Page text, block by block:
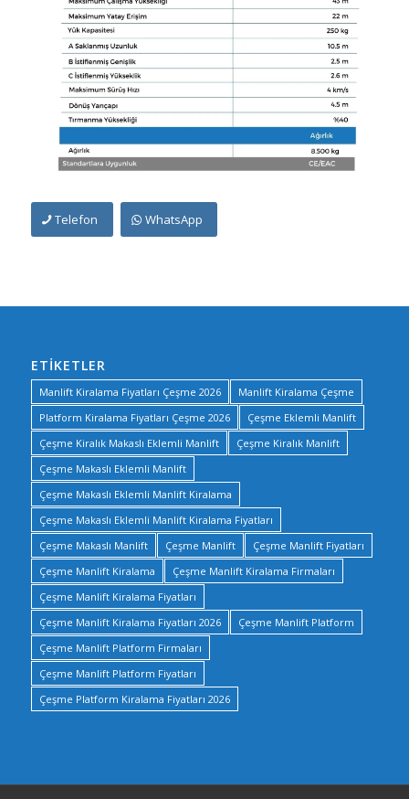
Telefon WhatsApp
ETIKETLER
Manlift Kiralama Fiyatları Çeşme 2026
Manlift Kiralama Çeşme
Platform Kiralama Fiyatları Çeşme 2026
Çeşme Eklemli Manlift
Çeşme Kiralık Makaslı Eklemli Manlift
Çeşme Kiralık Manlift
Çeşme Makaslı Eklemli Manlift
Çeşme Makaslı Eklemli Manlift Kiralama
Çeşme Makaslı Eklemli Manlift Kiralama Fiyatları
Çeşme Makaslı Manlift
Çeşme Manlift
Çeşme Manlift Fiyatları
Çeşme Manlift Kiralama
Çeşme Manlift Kiralama Firmaları
Çeşme Manlift Kiralama Fiyatları
Çeşme Manlift Kiralama Fiyatları 2026
Çeşme Manlift Platform
Çeşme Manlift Platform Firmaları
Çeşme Manlift Platform Fiyatları
Çeşme Platform Kiralama Fiyatları 2026